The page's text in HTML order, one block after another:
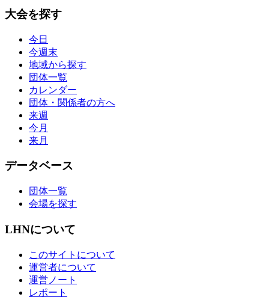
大会を探す
今日
今週末
地域から探す
団体一覧
カレンダー
団体・関係者の方へ
来週
今月
来月
データベース
団体一覧
会場を探す
LHNについて
このサイトについて
運営者について
運営ノート
レポート